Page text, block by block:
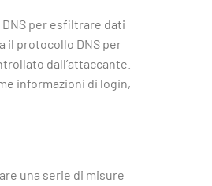
per esfiltrare dati
il protocollo DNS per
dall’attaccante.
informazioni di login,
una serie di misure